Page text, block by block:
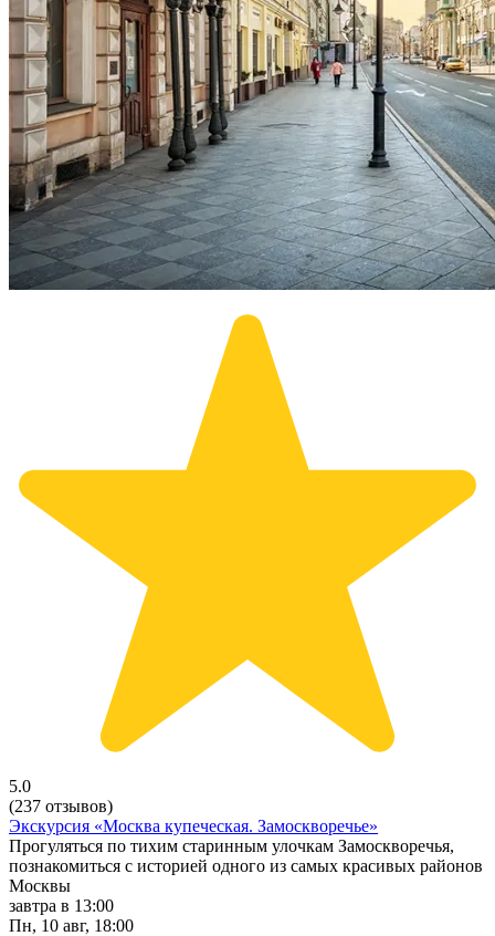
5.0
(237 отзывов)
Экскурсия «Москва купеческая. Замоскворечье»
Прогуляться по тихим старинным улочкам Замоскворечья,
познакомиться с историей одного из самых красивых районов
Москвы
завтра в 13:00
Пн, 10 авг, 18:00